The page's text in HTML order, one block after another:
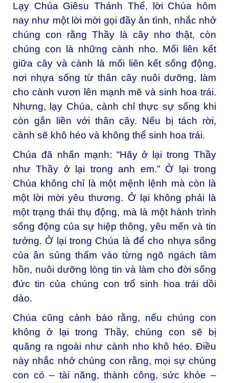
Lạy Chúa Giêsu Thánh Thể, lời Chúa hôm
nay như một lời mời gọi đầy ân tình, nhắc nhở
chúng con rằng Thầy là cây nho thật, còn
chúng con là những cành nho. Mối liên kết
giữa cây và cành là mối liên kết sống động,
nơi nhựa sống từ thân cây nuôi dưỡng, làm
cho cành vươn lên mạnh mẽ và sinh hoa trái.
Nhưng, lạy Chúa, cành chỉ thực sự sống khi
còn gắn liền với thân cây. Nếu bị tách rời,
cành sẽ khô héo và không thể sinh hoa trái.
Chúa đã nhấn mạnh: “Hãy ở lại trong Thầy
như Thầy ở lại trong anh em.” Ở lại trong
Chúa không chỉ là một mệnh lệnh mà còn là
một lời mời yêu thương. Ở lại không phải là
một trạng thái thụ động, mà là một hành trình
sống động của sự hiệp thông, yêu mến và tin
tưởng. Ở lại trong Chúa là để cho nhựa sống
của ân sủng thấm vào từng ngõ ngách tâm
hồn, nuôi dưỡng lòng tin và làm cho đời sống
đức tin của chúng con trổ sinh hoa trái dồi
dào.
Chúa cũng cảnh báo rằng, nếu chúng con
không ở lại trong Thầy, chúng con sẽ bị
quăng ra ngoài như cành nho khô héo. Điều
này nhắc nhở chúng con rằng, mọi sự chúng
con có – tài năng, thành công, sức khỏe –